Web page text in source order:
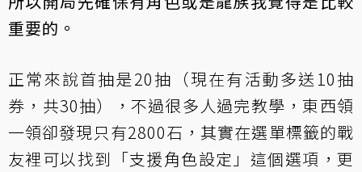
重要的。
正常來說首抽是20抽（現在有活動多送10抽
券，共30抽），不過很多人過完教學，東西領
一領卻發現只有2800石，其實在選單標籤的戰
友裡可以找到「支援角色設定」這個選項，更